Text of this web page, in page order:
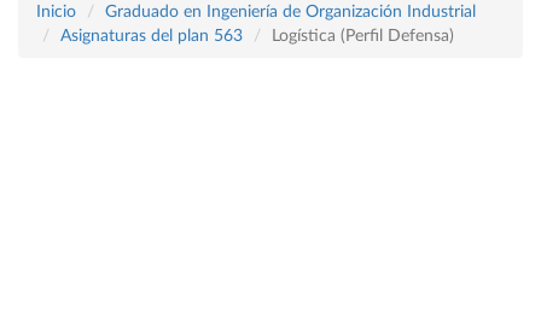
Inicio
Graduado en Ingeniería de Organización Industrial
Asignaturas del plan 563
Logística (Perfil Defensa)